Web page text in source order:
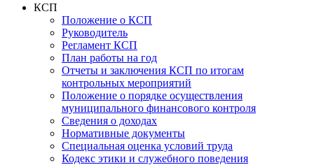
КСП
Положение о КСП
Руководитель
Регламент КСП
План работы на год
Отчеты и заключения КСП по итогам
контрольных мероприятий
Положение о порядке осуществления
муниципального финансового контроля
Сведения о доходах
Нормативные документы
Специальная оценка условий труда
Кодекс этики и служебного поведения